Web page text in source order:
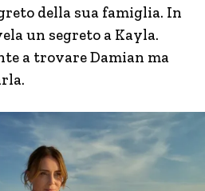
della sua famiglia. In
un segreto a Kayla.
a trovare Damian ma